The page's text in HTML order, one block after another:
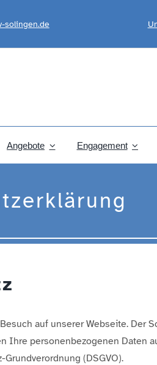
solingen.de
Angebote Engagement
auf unserer Webseite. Der
Ihre personenbezogenen Daten
(DSGVO).